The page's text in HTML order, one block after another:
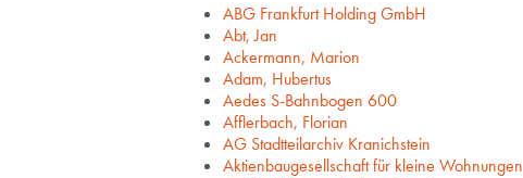
ABG Frankfurt Holding GmbH
Abt, Jan
Ackermann, Marion
Adam, Hubertus
Aedes S-Bahnbogen 600
Afflerbach, Florian
AG Stadtteilarchiv Kranichstein
Aktienbaugesellschaft für kleine Wohnungen